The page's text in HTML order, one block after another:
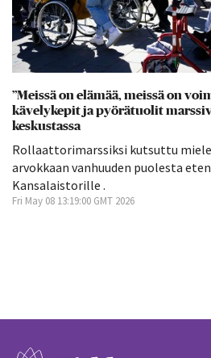
”Meissä on elämää, meissä on
kävelykepit ja pyörätuolit
keskustassa
Rollaattorimarssiksi kutsuttu
arvokkaan vanhuuden puolesta
Kansalaistorille .
Fri May 08 13:19:00 GMT 2026